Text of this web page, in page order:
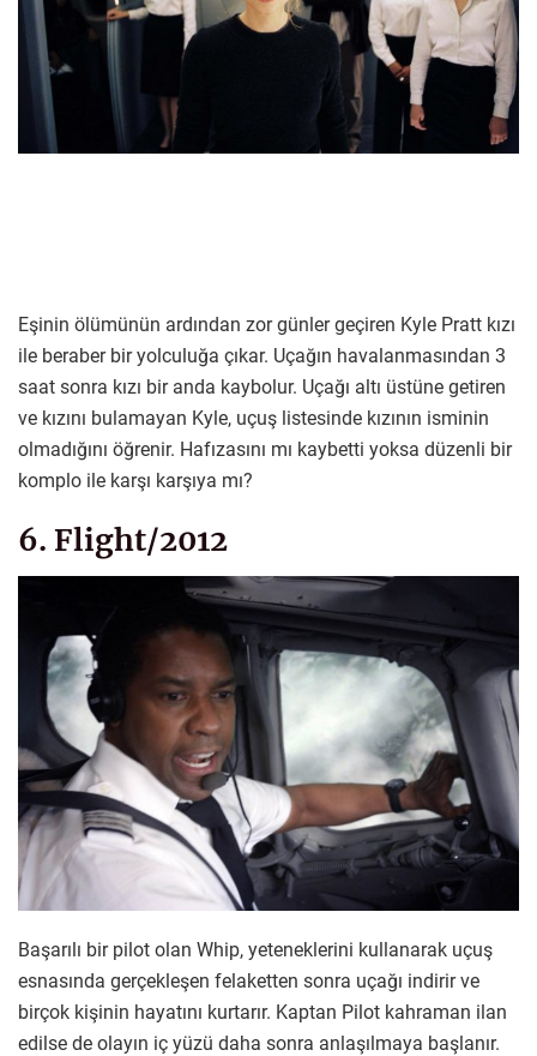
Eşinin ölümünün ardından zor günler geçiren Kyle Pratt kızı
ile beraber bir yolculuğa çıkar. Uçağın havalanmasından 3
saat sonra kızı bir anda kaybolur. Uçağı altı üstüne getiren
ve kızını bulamayan Kyle, uçuş listesinde kızının isminin
olmadığını öğrenir. Hafızasını mı kaybetti yoksa düzenli bir
komplo ile karşı karşıya mı?
6. Flight/2012
Başarılı bir pilot olan Whip, yeteneklerini kullanarak uçuş
esnasında gerçekleşen felaketten sonra uçağı indirir ve
birçok kişinin hayatını kurtarır. Kaptan Pilot kahraman ilan
edilse de olayın iç yüzü daha sonra anlaşılmaya başlanır.